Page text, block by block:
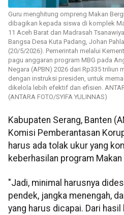
Guru menghitung ompreng Makan
dibagikan kepada siswa di komplek
11 Aceh Barat dan Madrasah
Bangsa Desa Kuta Padang, Johan
(20/5/2026). Pemerintah melalui
pagu anggaran program MBG pada
Negara (APBN) 2026 dari Rp335 triliun
dengan instruksi presiden, untuk
dikelola lebih efektif dan efisien.
(ANTARA FOTO/SYIFA YULINNAS)
Kabupaten Serang, Banten
Komisi Pemberantasan
harus ada tolak ukur yang
keberhasilan program
"Jadi, minimal harusnya
pendek, jangka menengah,
yang harus dicapai. Dari